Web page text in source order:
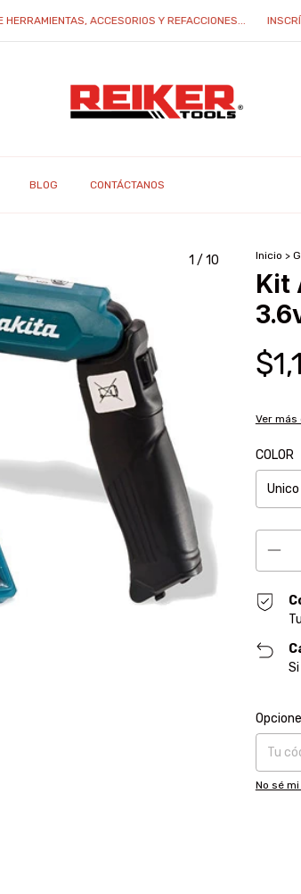
ACCESORIOS Y REFACCIONES...
BLOG CONTÁCTANOS
1 / 10 Inicio >
Kit
Ver más
COLOR
No sé